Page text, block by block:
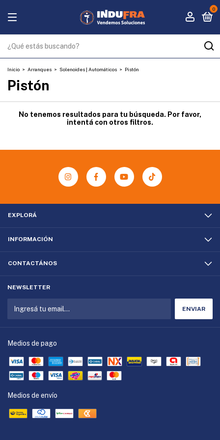
0
Inicio > Arranques > Solenoides | Automáticos > Pistón
Pistón
No tenemos resultados para tu búsqueda. Por favor,
intentá con otros filtros.
EXPLORÁ
INFORMACIÓN
CONTACTÁNOS
NEWSLETTER
Medios de pago
Medios de envío